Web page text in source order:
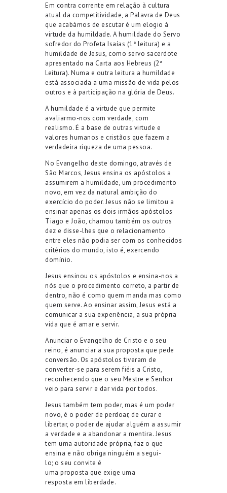
Em contra corrente em relação à cultura
atual da competitividade, a Palavra de Deus
que acabámos de escutar é um elogio à
virtude da humildade. A humildade do Servo
sofredor do Profeta Isaías (1ª leitura) e a
humildade de Jesus, como servo sacerdote
apresentado na Carta aos Hebreus (2ª
Leitura). Numa e outra leitura a humildade
está associada a uma missão de vida pelos
outros e à participação na glória de Deus.
A humildade é a virtude que permite
avaliarmo-nos com verdade, com
realismo. É a base de outras virtude e
valores humanos e cristãos que fazem a
verdadeira riqueza de uma pessoa.
No Evangelho deste domingo, através de
São Marcos, Jesus ensina os apóstolos a
assumirem a humildade, um procedimento
novo, em vez da natural ambição do
exercício do poder. Jesus não se limitou a
ensinar apenas os dois irmãos apóstolos
Tiago e João, chamou também os outros
dez e disse-lhes que o relacionamento
entre eles não podia ser com os conhecidos
critérios do mundo, isto é, exercendo
domínio.
Jesus ensinou os apóstolos e ensina-nos a
nós que o procedimento correto, a partir de
dentro, não é como quem manda mas como
quem serve. Ao ensinar assim, Jesus está a
comunicar a sua experiência, a sua própria
vida que é amar e servir.
Anunciar o Evangelho de Cristo e o seu
reino, é anunciar a sua proposta que pede
conversão. Os apóstolos tiveram de
converter-se para serem fiéis a Cristo,
reconhecendo que o seu Mestre e Senhor
veio para servir e dar vida por todos.
Jesus também tem poder, mas é um poder
novo, é o poder de perdoar, de curar e
libertar, o poder de ajudar alguém a assumir
a verdade e a abandonar a mentira. Jesus
tem uma autoridade própria, faz o que
ensina e não obriga ninguém a segui-
lo; o seu convite é
uma proposta que exige uma
resposta em liberdade.